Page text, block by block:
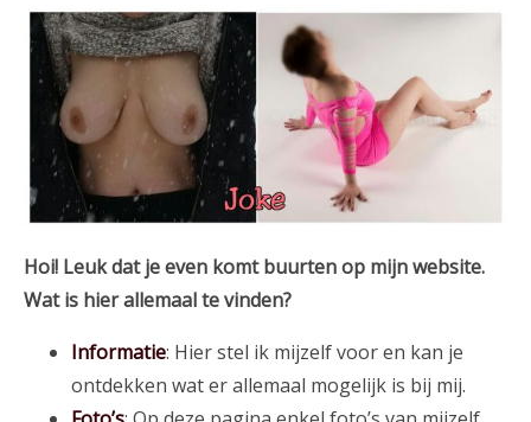
Hoi! Leuk dat je even komt buurten op mijn website.
Wat is hier allemaal te vinden?
Informatie: Hier stel ik mijzelf voor en kan je
ontdekken wat er allemaal mogelijk is bij mij.